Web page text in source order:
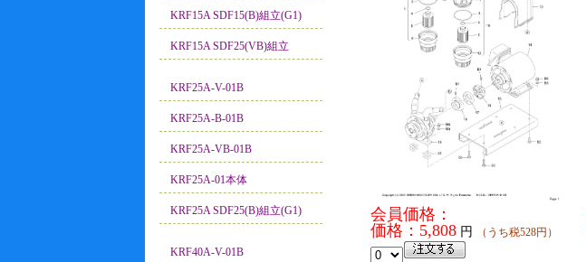
KRF15A SDF15(B)組立(G1)
KRF15A SDF25(VB)組立
KRF25A-V-01B
KRF25A-B-01B
KRF25A-VB-01B
KRF25A-01本体
KRF25A SDF25(B)組立(G1)
KRF40A-V-01B
会員価格：
価格：5,808 円 （うち税528円）